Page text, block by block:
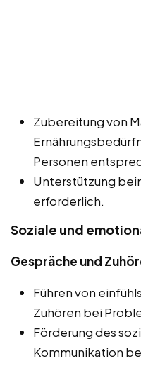
Zubereitung von
Personen
Unterstützung
erforderlich.
Soziale und
Gespräche und
Führen von
Zuhören bei
Förderung des
Kommunikation